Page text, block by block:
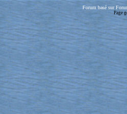
Forum basé sur
Page